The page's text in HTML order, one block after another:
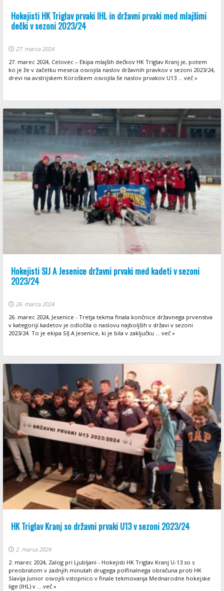
Hokejisti HK Triglav prvaki IHL in državni prvaki med mlajšimi
dečki v sezoni 2023/24
27. marca 2024
27. marec 2024, Celovec – Ekipa mlajših dečkov HK Triglav Kranj je, potem
ko je že v začetku meseca osvojila naslov državnih pravkov v sezoni 2023/24,
drevi na avstrijskem Koroškem osvojila še naslov prvakov U13 ... več »
Hokejisti SIJ A Jesenice državni prvaki med kadeti v sezoni
2023/24
26. marca 2024
26. marec 2024, Jesenice - Tretja tekma finala končnice državnega prvenstva
v kategoriji kadetov je odločila o naslovu najboljših v državi v sezoni
2023/24. To je ekipa SIJ A Jesenice, ki je bila v zaključku ... več »
HK Triglav Kranj so državni prvaki U13 v sezoni 2023/24
2. marca 2024
2. marec 2024, Zalog pri Ljubljani - Hokejisti HK Triglav Kranj U-13 so s
preobratom v zadnjih minutah drugega polfinalnega obračuna proti HK
Slavija Junior osvojili vstopnico v finale tekmovanja Mednarodne hokejske
lige (IHL) v ... več »